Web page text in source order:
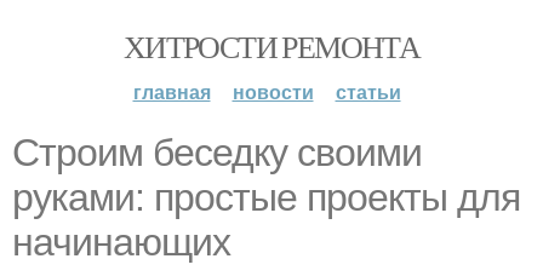
ХИТРОСТИ РЕМОНТА
главная новости статьи
Строим беседку своими
руками: простые проекты для
начинающих